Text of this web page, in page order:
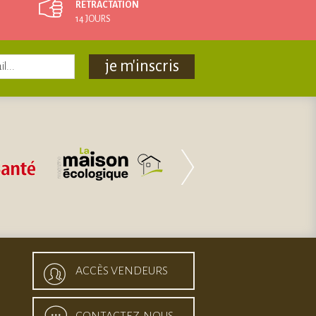
RÉTRACTATION
14 JOURS
je m'inscris
ACCÈS VENDEURS